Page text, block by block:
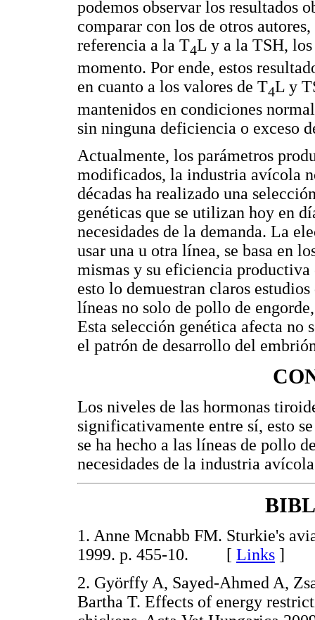
podemos observar los resultados
comparar con los de otros
referencia a la T4L y a la TSH, los
momento. Por ende, estos
en cuanto a los valores de T4L y
mantenidos en condiciones
sin ninguna deficiencia o exceso
Actualmente, los parámetros
modificados, la industria avícola
décadas ha realizado una
genéticas que se utilizan hoy en
necesidades de la demanda. La
usar una u otra línea, se basa en
mismas y su eficiencia productiva
esto lo demuestran claros
líneas no solo de pollo de
Esta selección genética afecta no
el patrón de desarrollo del
Los niveles de las hormonas
significativamente entre sí, esto
se ha hecho a las líneas de pollo
necesidades de la industria
1. Anne Mcnabb FM. Sturkie's
1999. p. 455-10. [ Links ]
2. Györffy A, Sayed-Ahmed A,
Bartha T. Effects of energy